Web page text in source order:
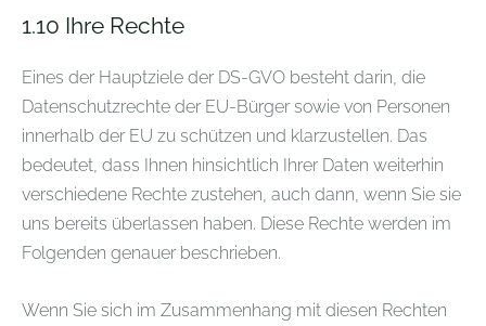
1.10 Ihre Rechte
Eines der Hauptziele der DS-GVO besteht darin, die
Datenschutzrechte der EU-Bürger sowie von Personen
innerhalb der EU zu schützen und klarzustellen. Das
bedeutet, dass Ihnen hinsichtlich Ihrer Daten weiterhin
verschiedene Rechte zustehen, auch dann, wenn Sie sie
uns bereits überlassen haben. Diese Rechte werden im
Folgenden genauer beschrieben.
Wenn Sie sich im Zusammenhang mit diesen Rechten